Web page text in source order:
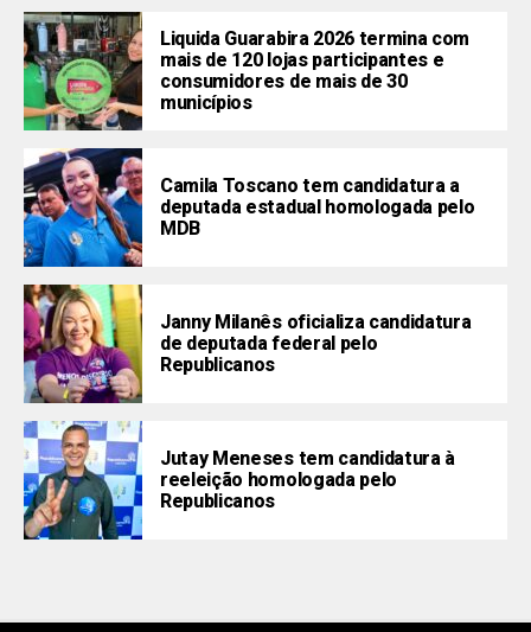
Liquida Guarabira 2026 termina com
mais de 120 lojas participantes e
consumidores de mais de 30
municípios
Camila Toscano tem candidatura a
deputada estadual homologada pelo
MDB
Janny Milanês oficializa candidatura
de deputada federal pelo
Republicanos
Jutay Meneses tem candidatura à
reeleição homologada pelo
Republicanos